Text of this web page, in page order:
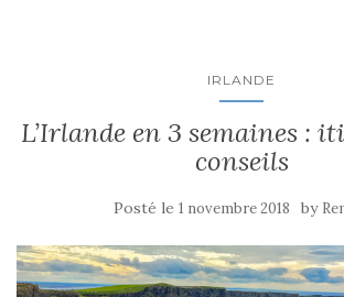
IRLANDE
L’Irlande en 3 semaines :
conseils
Posté le 1 novembre 2018 by